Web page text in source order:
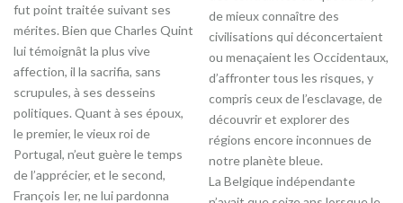
fut point traitée suivant ses
mérites. Bien que Charles Quint
lui témoignât la plus vive
affection, il la sacrifia, sans
scrupules, à ses desseins
politiques. Quant à ses époux,
le premier, le vieux roi de
Portugal, n’eut guère le temps
de l’apprécier, et le second,
François Ier, ne lui pardonna
de mieux connaître des
civilisations qui déconcertaient
ou menaçaient les Occidentaux,
d’affronter tous les risques, y
compris ceux de l’esclavage, de
découvrir et explorer des
régions encore inconnues de
notre planète bleue.
La Belgique indépendante